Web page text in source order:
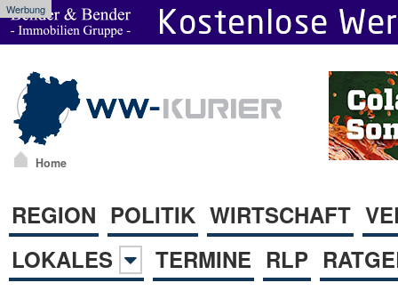
Werbung
Home
REGION POLITIK WIRTSCHAFT
LOKALES
TERMINE RLP